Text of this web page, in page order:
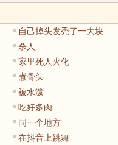
自己掉头发秃了一大块
杀人
家里死人火化
煮骨头
被水泼
吃好多肉
同一个地方
在抖音上跳舞